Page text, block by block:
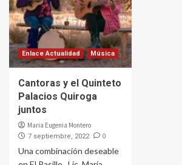
Enlace Actualidad Música
Cantoras y el Quinteto
Palacios Quiroga
juntos
Maria Eugenia Montero
7 septiembre, 2022 0
Una combinación deseable